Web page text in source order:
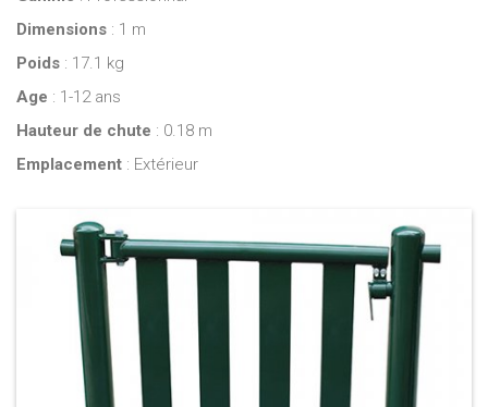
Dimensions : 1 m
Poids : 17.1 kg
Age : 1-12 ans
Hauteur de chute : 0.18 m
Emplacement : Extérieur